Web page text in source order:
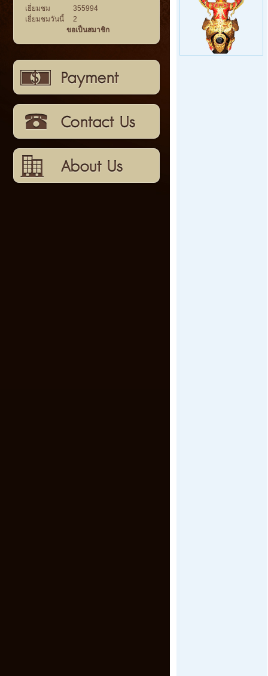
เยี่ยมชม
355994
เยี่ยมชมวันนี้
2
ขอเป็นสมาชิก